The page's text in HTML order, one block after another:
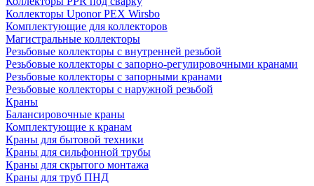
Коллекторы Uponor PEX Wirsbo
Комплектующие для коллекторов
Магистральные коллекторы
Резьбовые коллекторы с внутренней резьбой
Резьбовые коллекторы с запорно-регулировочными кранами
Резьбовые коллекторы с запорными кранами
Резьбовые коллекторы с наружной резьбой
Краны
Балансировочные краны
Комплектующие к кранам
Краны для бытовой техники
Краны для сильфонной трубы
Краны для скрытого монтажа
Краны для труб ПНД